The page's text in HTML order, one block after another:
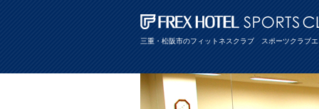
三重・松阪市のフィットネスクラブ スポーツクラブ